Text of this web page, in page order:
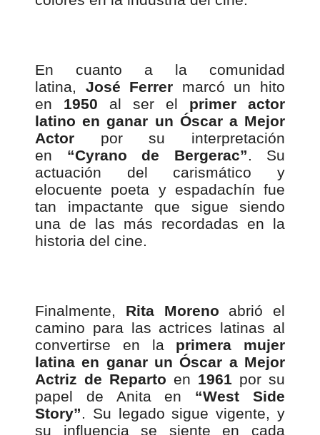
En cuanto a la comunidad
latina, José Ferrer marcó un hito
en 1950 al ser el primer actor
latino en ganar un Óscar a Mejor
Actor por su interpretación
en “Cyrano de Bergerac”. Su
actuación del carismático y
elocuente poeta y espadachín fue
tan impactante que sigue siendo
una de las más recordadas en la
historia del cine.
Finalmente, Rita Moreno abrió el
camino para las actrices latinas al
convertirse en la primera mujer
latina en ganar un Óscar a Mejor
Actriz de Reparto en 1961 por su
papel de Anita en “West Side
Story”. Su legado sigue vigente, y
su influencia se siente en cada